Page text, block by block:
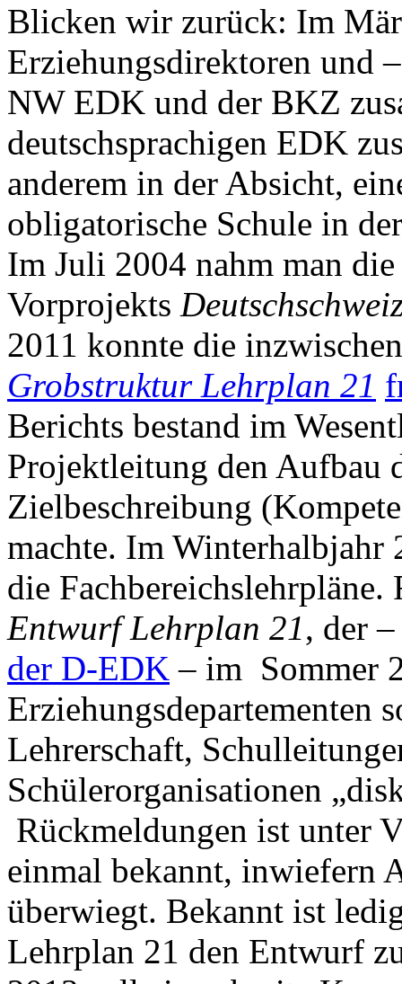
Blicken wir zurück: Im
Erziehungsdirektoren und
NW EDK und der BKZ
deutschsprachigen EDK
anderem in der Absicht,
obligatorische Schule in
Im Juli 2004 nahm man
Vorprojekts
2011 konnte die
Grobstruktur Lehrplan 21
Berichts bestand im
Projektleitung den Aufbau
Zielbeschreibung
machte. Im Winterhalbjahr
die Fachbereichslehrpläne.
Entwurf Lehrplan 21, der
der D-EDK – im Sommer
Erziehungsdepartementen
Lehrerschaft,
Schülerorganisationen
Rückmeldungen ist unter
einmal bekannt, inwiefern
überwiegt. Bekannt ist
Lehrplan 21 den Entwurf